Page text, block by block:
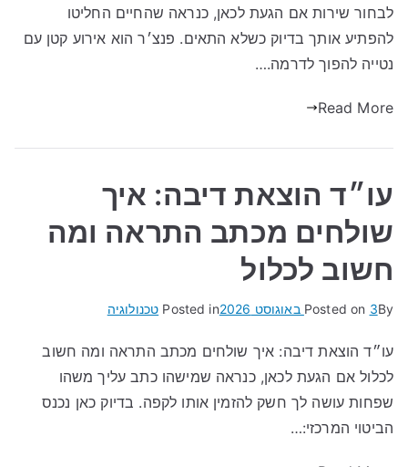
לבחור שירות אם הגעת לכאן, כנראה שהחיים החליטו
להפתיע אותך בדיוק כשלא התאים. פנצ׳ר הוא אירוע קטן עם
נטייה להפוך לדרמה.…
Read More
עו״ד הוצאת דיבה: איך
שולחים מכתב התראה ומה
חשוב לכלול
By
Posted on 3 באוגוסט 2026 Posted in טכנולוגיה
עו״ד הוצאת דיבה: איך שולחים מכתב התראה ומה חשוב
לכלול אם הגעת לכאן, כנראה שמישהו כתב עליך משהו
שפחות עושה לך חשק להזמין אותו לקפה. בדיוק כאן נכנס
הביטוי המרכזי:…